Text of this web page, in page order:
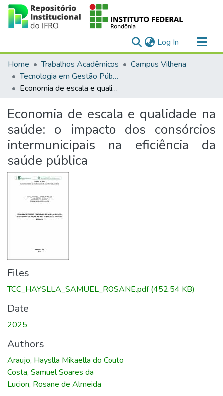
Log In (current)
Communities & Collections
All of DSpace
Statistics
Home Trabalhos Acadêmicos
Campus Vilhena
Tecnologia em Gestão Pública (EaD)
Economia de escala e qualidade na saúde: o impacto dos consórcios intermunicipais na eficiência da saúde pública
Economia de escala e qualidade na
saúde: o impacto dos consórcios
intermunicipais na eficiência da
saúde pública
Files
TCC_HAYSLLA_SAMUEL_ROSANE.pdf(452.54 KB)
Date
2025
Authors
Araujo, Hayslla Mikaella do Couto
Costa, Samuel Soares da
Lucion, Rosane de Almeida